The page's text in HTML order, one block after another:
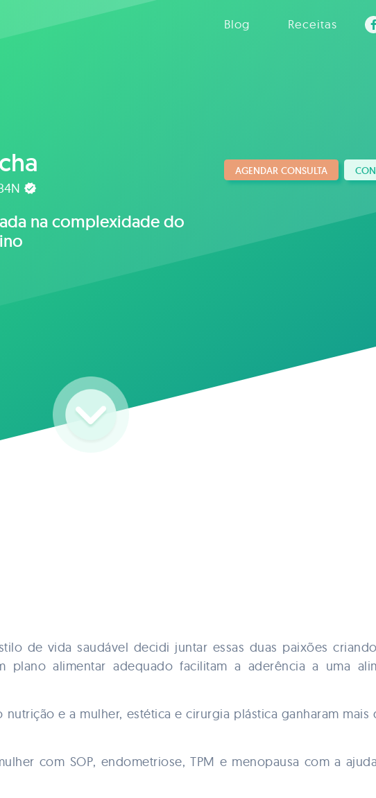
Blog Receitas
na complexidade do
AGENDAR CONSULTA
de vida saudável decidi juntar essas duas paixões
plano alimentar adequado facilitam a aderência a uma
e a mulher, estética e cirurgia plástica ganharam mais
com SOP, endometriose, TPM e menopausa com a